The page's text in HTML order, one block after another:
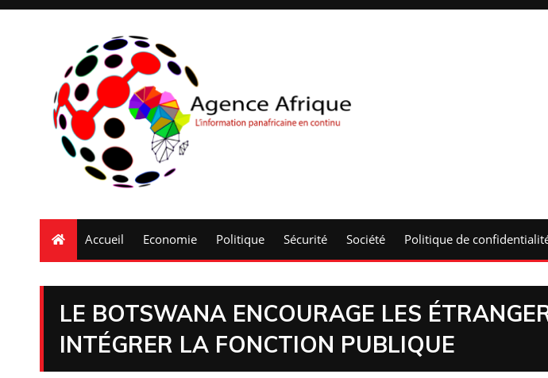
Accueil Economie Politique Sécurité Société Politique de
LE BOTSWANA ENCOURAGE LES
INTÉGRER LA FONCTION PUBLIQUE